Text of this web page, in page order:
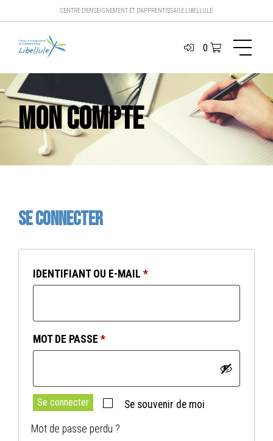
CENTRE D'ENSEIGNEMENT ET D'APPRENTISSAGE LIBELLULE
0
Mon compte
Se connecter
IDENTIFIANT OU E-MAIL *OBLIGATOIRE
MOT DE PASSE *OBLIGATOIRE
Se souvenir de moi
Se connecter
Mot de passe perdu ?